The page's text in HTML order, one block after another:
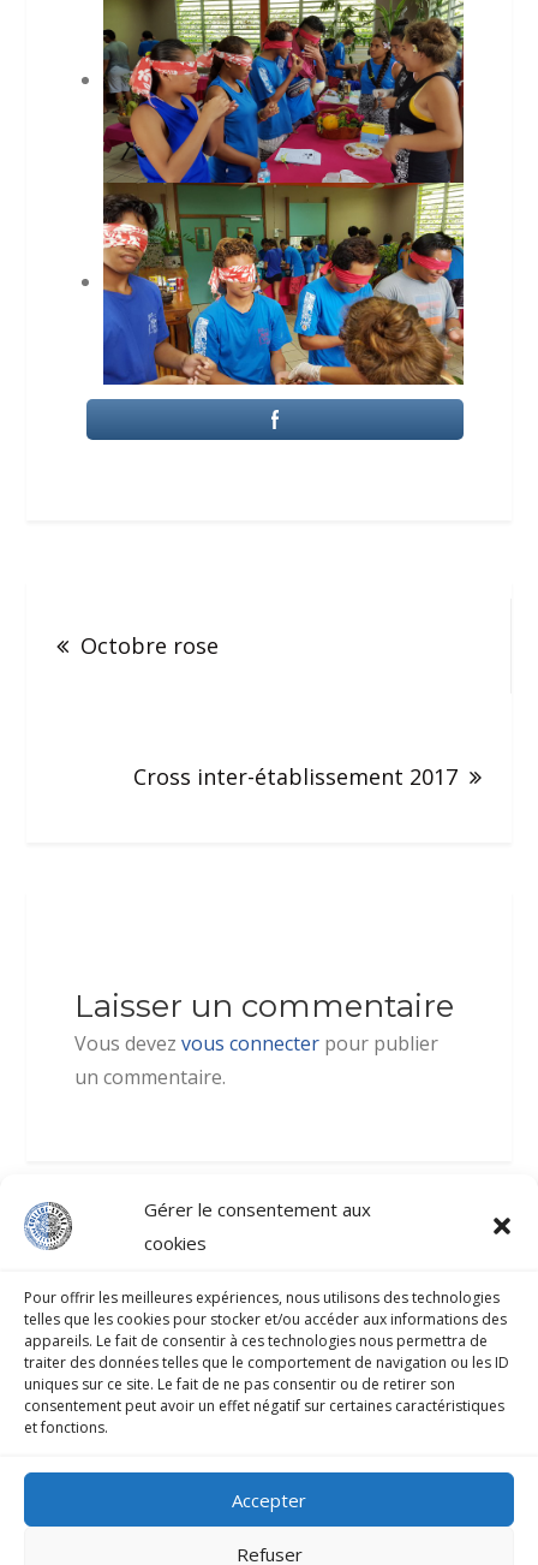
Gérer le consentement aux
cookies
Pour offrir les meilleures expériences, nous utilisons des technologies
telles que les cookies pour stocker et/ou accéder aux informations des
appareils. Le fait de consentir à ces technologies nous permettra de
traiter des données telles que le comportement de navigation ou les ID
uniques sur ce site. Le fait de ne pas consentir ou de retirer son
consentement peut avoir un effet négatif sur certaines caractéristiques
et fonctions.
Accepter
Refuser
Octobre rose
Cross inter-établissement 2017
Laisser un commentaire
Vous devezvous connecter pour publier
un commentaire.
B.P.33 HIVA-OA 98741 Atuona
Secrétariat : 40 917 070
Mentions légales